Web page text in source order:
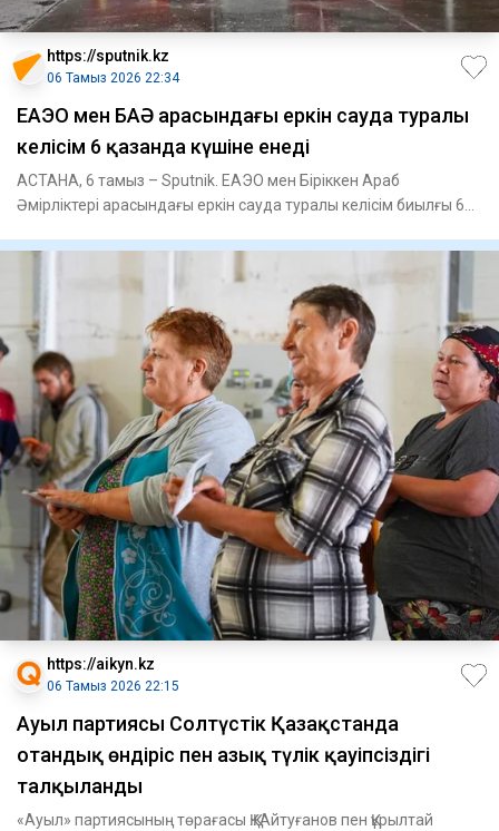
https://sputnik.kz
06 Тамыз 2026 22:34
ЕАЭО мен БАӘ арасындағы еркін сауда туралы
келісім 6 қазанда күшіне енеді
АСТАНА, 6 тамыз – Sputnik. ЕАЭО мен Біріккен Араб
Әмірліктері арасындағы еркін сауда туралы келісім биылғы 6
https://aikyn.kz
06 Тамыз 2026 22:15
Ауыл партиясы Солтүстік Қазақстанда
отандық өндіріс пен азық түлік қауіпсіздігі
талқыланды
«Ауыл» партиясының төрағасы Қ.Қ. Айтуғанов пен Құрылтай